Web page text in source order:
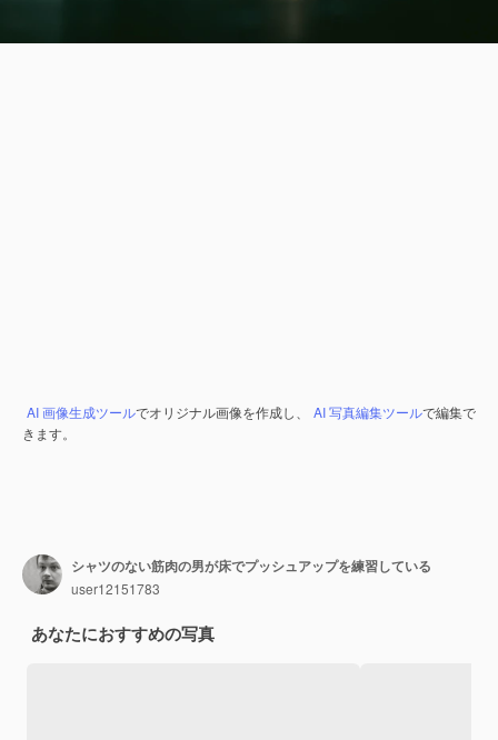
AI 画像生成ツールでオリジナル画像を作成し、 AI 写真編集ツールで編集で
きます。
シャツのない筋肉の男が床でプッシュアップを練習している
user12151783
あなたにおすすめの写真